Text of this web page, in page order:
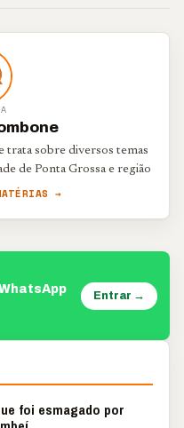
trata sobre diversos temas
de Ponta Grossa e região
→
Entrar →
foi esmagado por